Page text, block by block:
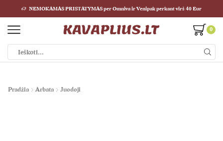
NEMOKAMAS PRISTATYMAS per Omniva ir Venipak perkant virš 40 Eur
0
Pradžia Arbata Juodoji